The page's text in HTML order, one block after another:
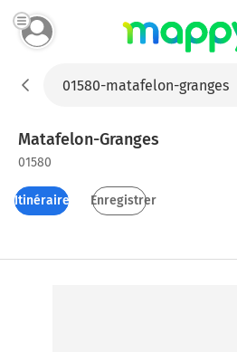
Matafelon-Granges
01580
Itinéraires Enregistrer